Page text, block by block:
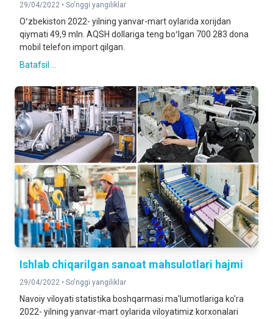
29/04/2022 • So'nggi yangiliklar
Oʻzbekiston 2022- yilning yanvar-mart oylarida xorijdan
qiymati 49,9 mln. AQSH dollariga teng boʻlgan 700 283 dona
mobil telefon import qilgan.
Batafsil ...
Ishlab chiqarilgan sanoat mahsulotlari hajmi
29/04/2022 • So'nggi yangiliklar
Navoiy viloyati statistika boshqarmasi ma'lumotlariga ko'ra
2022- yilning yanvar-mart oylarida viloyatimiz korxonalari